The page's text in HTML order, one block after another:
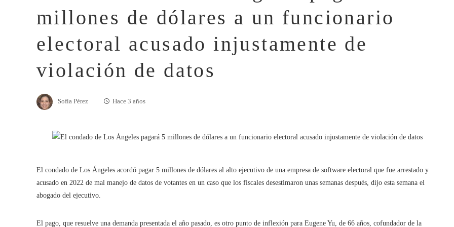
millones de dólares a un funcionario
electoral acusado injustamente de
violación de datos
Sofía Pérez Hace 3 años
El condado de Los Ángeles acordó pagar 5 millones de dólares al alto ejecutivo de una empresa de software electoral que fue arrestado y
acusado en 2022 de mal manejo de datos de votantes en un caso que los fiscales desestimaron unas semanas después, dijo esta semana el
abogado del ejecutivo.
El pago, que resuelve una demanda presentada el año pasado, es otro punto de inflexión para Eugene Yu, de 66 años, cofundador de la